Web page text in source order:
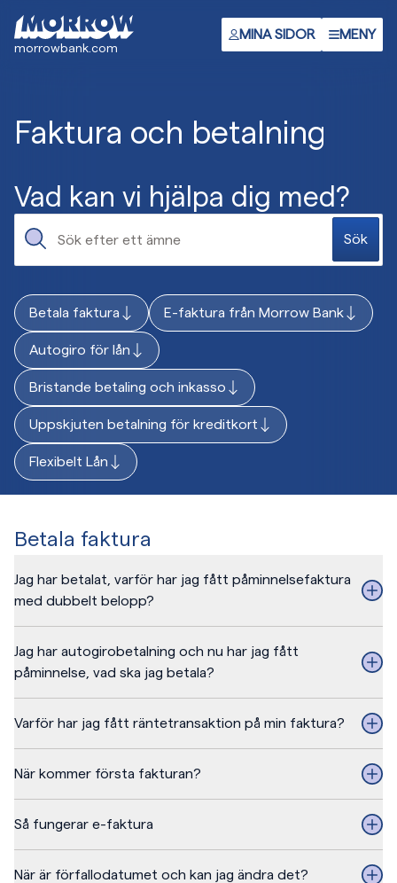
huvudinnehåll
morrowbank.com
MINA SIDOR MENY
Faktura och betalning
Vad kan vi hjälpa dig med?
Sök
Betala faktura E-faktura från Morrow Bank
Autogiro för lån
Bristande betaling och inkasso
Uppskjuten betalning för kreditkort
Flexibelt Lån
Betala faktura
Jag har betalat, varför har jag fått påminnelsefaktura
med dubbelt belopp?
Jag har autogirobetalning och nu har jag fått
påminnelse, vad ska jag betala?
Varför har jag fått räntetransaktion på min faktura?
När kommer första fakturan?
Så fungerar e-faktura
När är förfallodatumet och kan jag ändra det?